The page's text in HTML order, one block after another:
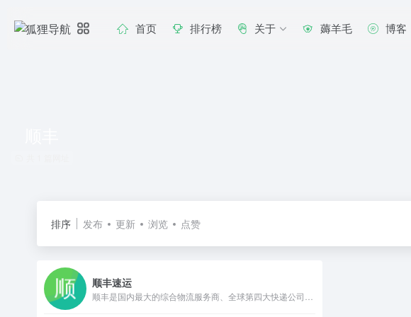
首页 排行榜 关于 薅羊毛 博客
排序 发布 更新 浏览 点赞
顺丰速运